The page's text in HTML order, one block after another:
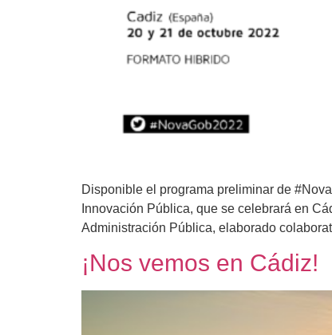
Disponible el programa preliminar de
Innovación Pública, que se celebrará en
Administración Pública, elaborado
¡Nos vemos en Cádiz!